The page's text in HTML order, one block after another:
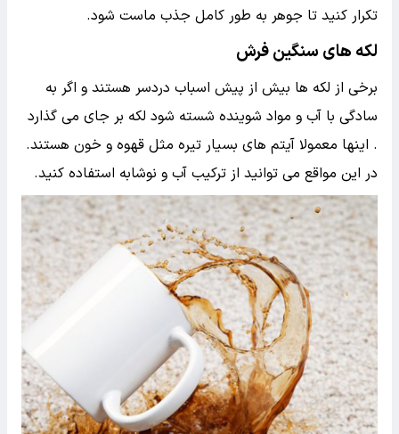
تکرار کنید تا جوهر به طور کامل جذب ماست شود.
لکه های سنگین فرش
برخی از لکه ها بیش از پیش اسباب دردسر هستند و اگر به
سادگی با آب و مواد شوینده شسته شود لکه بر جای می گذارد
. اینها معمولا آیتم های بسیار تیره مثل قهوه و خون هستند.
در این مواقع می توانید از ترکیب آب و نوشابه استفاده کنید.